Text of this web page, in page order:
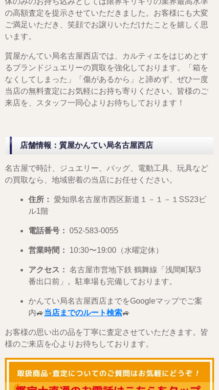
の高額査定を提示させていただきました。お客様にも大変
ご満足いただき、笑顔でお譲りいただけたことを嬉しく思
います。
質屋かんてい局名古屋西店では、カルティエをはじめとす
るブランドジュエリーの買取を強化しております。「箱を
なくしてしまった」「傷があるから」と諦めず、ぜひ一度
当店の無料査定にお気軽にお持ち寄りください。皆様のご
来店を、スタッフ一同心よりお待ちしております！
店舗情報：質屋かんてい局名古屋西店
名古屋で時計、ジュエリー、バッグ、電動工具、玩具など
の買取なら、地域密着の当店にお任せください。
住所： 愛知県名古屋市西区新道１－１－１SS23ビ
ル1階
電話番号： 052-583-0055
営業時間： 10:30〜19:00（水曜定休）
アクセス： 名古屋市営地下鉄 鶴舞線「浅間町駅3
番出口前」。駐車場も完備しております。
かんてい局名古屋西店までをGoogleマップでご案
内🚙当店までのルート検索🚙
お客様の思い出の品を丁寧に査定させていただきます。皆
様のご来店を心よりお待ちしております。